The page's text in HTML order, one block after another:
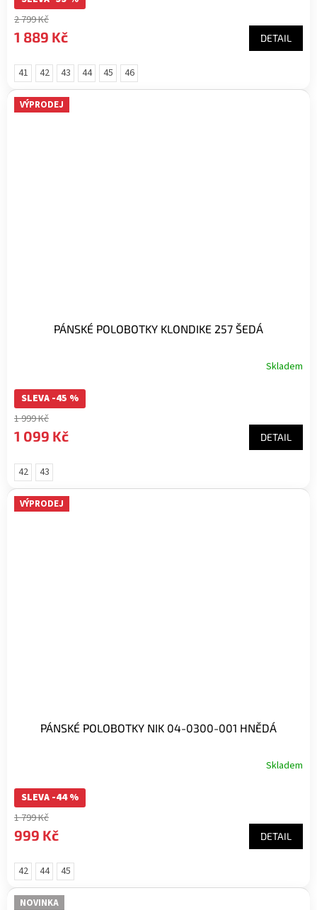
2 799 Kč
1 889 Kč DETAIL
41 42 43 44 45 46
VÝPRODEJ
PÁNSKÉ POLOBOTKY KLONDIKE 257 ŠEDÁ
Skladem
SLEVA -45 %
1 999 Kč
1 099 Kč DETAIL
42 43
VÝPRODEJ
PÁNSKÉ POLOBOTKY NIK 04-0300-001 HNĚDÁ
Skladem
SLEVA -44 %
1 799 Kč
999 Kč DETAIL
42 44 45
NOVINKA